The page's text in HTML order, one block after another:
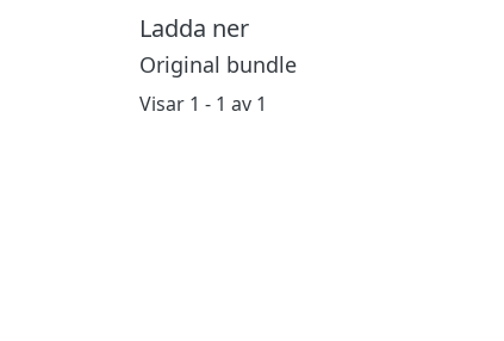
Ladda ner
Original bundle
Visar 1 - 1 av 1